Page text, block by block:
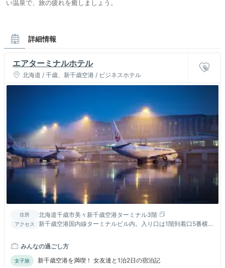
い温泉で、旅の疲れを癒しましょう。
詳細情報
エアターミナルホテル
北海道 / 千歳、新千歳空港 / ビジネスホテル
住所 北海道千歳市美々新千歳空港ターミナル3階
アクセス
新千歳空港国内線ターミナルビル内。入り口は1階到着口5番横、
り、連絡施設を通って徒歩約10～15分／JR新千歳空港駅から徒
歩約5分
みんなの過ごし方
女子旅 新千歳空港を満喫！ 女友達と1泊2日の宿泊記